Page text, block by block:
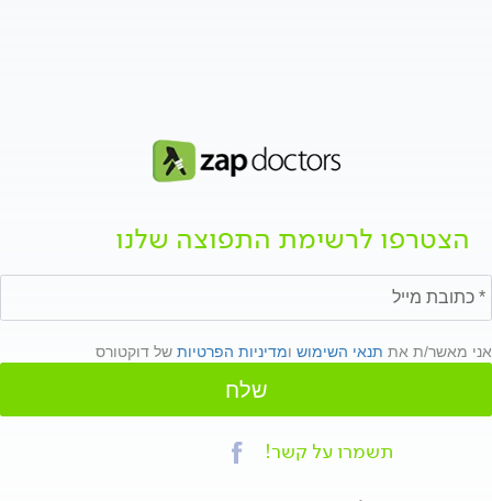
הצטרפו לרשימת התפוצה שלנו
אני מאשר/ת את תנאי השימוש ומדיניות הפרטיות של דוקטורס
שלח
תשמרו על קשר!